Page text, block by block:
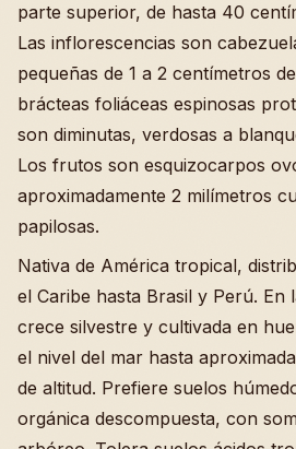
parte superior, de hasta 40
Las inflorescencias son
pequeñas de 1 a 2 centímetros
brácteas foliáceas espinosas
son diminutas, verdosas a
Los frutos son esquizocarpos
aproximadamente 2 milímetros
papilosas.
Nativa de América tropical,
el Caribe hasta Brasil y Perú. En
crece silvestre y cultivada en
el nivel del mar hasta
de altitud. Prefiere suelos
orgánica descompuesta, con